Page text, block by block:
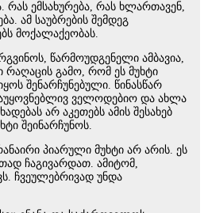
რას ემსახურება, რას ხლართავენ,
ამ საუბრების შემდეგ
მოქალაქეობას.
წარმოუდგენელი ამბავია,
რაღაცის გამო, რომ ეს მუხტი
შენარჩუნებული. წინასწარ
ველოდებიო და ახლა
არ აკეთებს ამის შესახებ
შეინარჩუნოს.
პიარული მუხტი არ არის. ეს
ჩაგივარდათ. ამიტომ,
ჩვეულებრივად უნდა